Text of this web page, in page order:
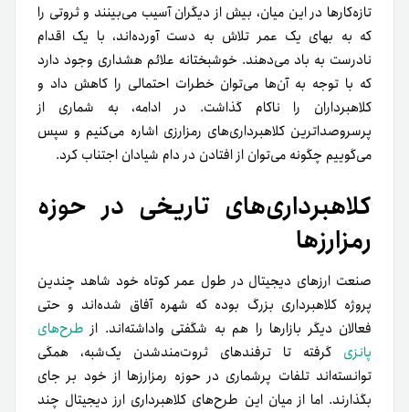
تازه‌کارها در این میان، بیش از دیگران آسیب می‌بینند و ثروتی را
که به بهای یک عمر تلاش به دست آورده‌اند، با یک اقدام
نادرست به باد می‌دهند. خوشبختانه علائم هشداری وجود دارد
که با توجه به آن‌ها می‌توان خطرات احتمالی را کاهش داد و
کلاهبرداران را ناکام گذاشت. در ادامه، به شماری از
پرسروصداترین کلاهبرداری‌های رمزارزی اشاره می‌کنیم و سپس
می‌گوییم چگونه می‌توان از افتادن در دام شیادان اجتناب کرد.
کلاهبرداری‌های تاریخی در حوزه
رمزارزها
صنعت ارزهای دیجیتال در طول عمر کوتاه خود شاهد چندین
پروژه کلاهبرداری بزرگ بوده که شهره آفاق شده‌اند و حتی
فعالان دیگر بازارها را هم به شگفتی واداشته‌اند. از طرح‌های
پانزی گرفته تا ترفندهای ثروت‌مندشدن یک‌شبه، همگی
توانسته‌اند تلفات پرشماری در حوزه رمزارزها از خود بر جای
بگذارند. اما از میان این طرح‌های کلاهبرداری ارز دیجیتال چند